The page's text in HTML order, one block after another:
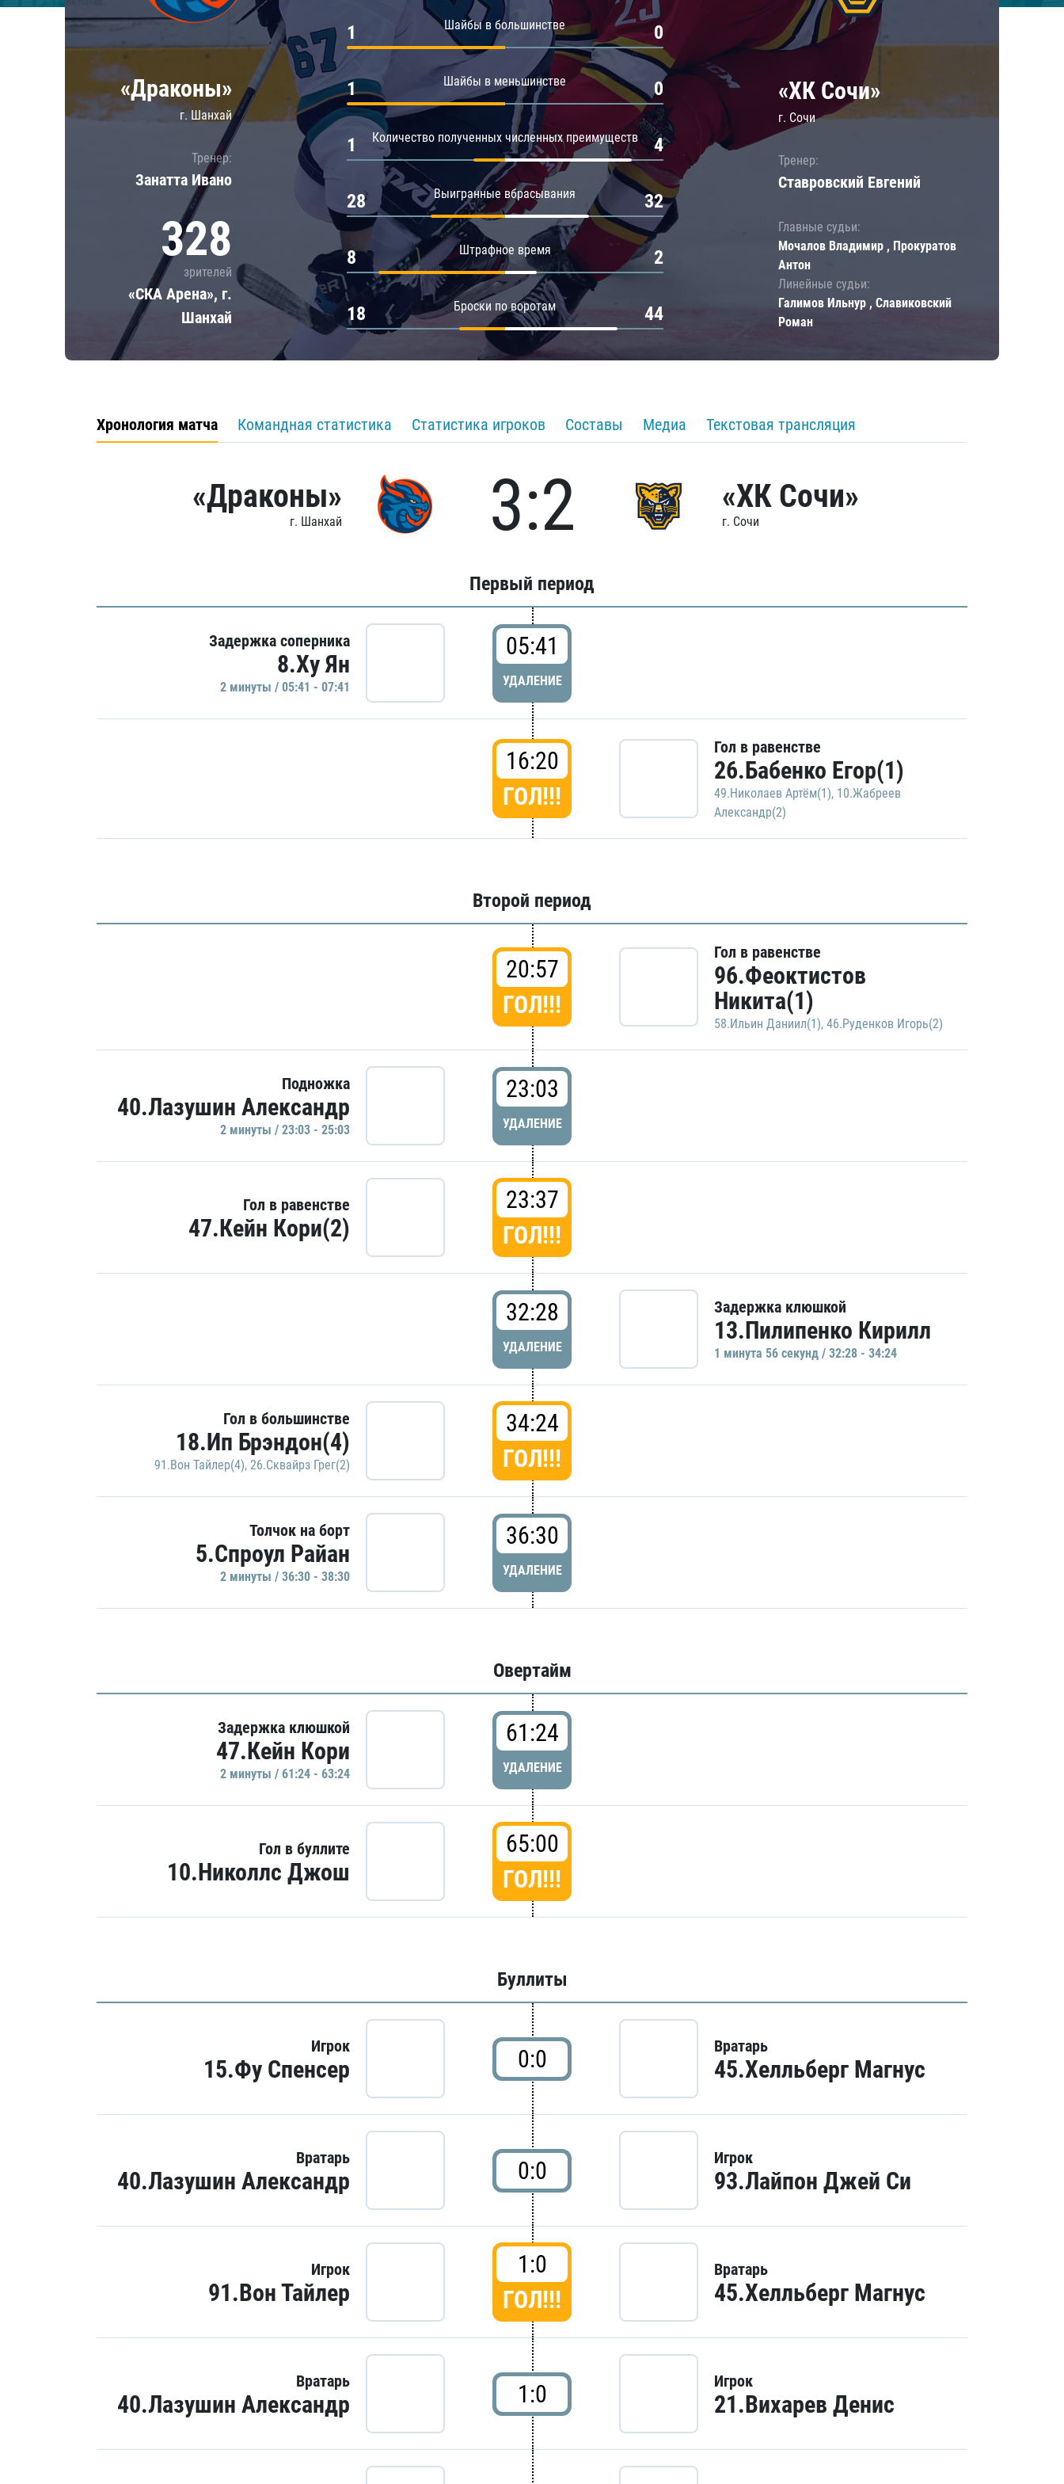
Локомотив
Шанхайские Драконы
Амур
Барыс
Салават Юлаев
«Драконы»
г. Шанхай
Тренер:
Занатта Иванo
328
зрителей
«СКА Арена», г.
Шанхай
Шайбы в большинстве
1 0
Шайбы в меньшинстве
1 0
Количество полученных численных преимуществ
1 4
Выигранные вбрасывания
28 32
Штрафное время
8 2
Броски по воротам
18 44
«ХК Сочи»
г. Сочи
Тренер:
Ставровский Евгений
Главные судьи:
Мочалов Владимир , Прокуратов
Антон
Линейные судьи:
Галимов Ильнур , Славиковский
Роман
Хронология матча Командная статистика Статистика игроков Составы Медиа Текстовая трансляция
«Драконы»
г. Шанхай 3:2 «ХК Сочи»
г. Сочи
Первый период
Задержка соперника
8.Ху Ян
2 минуты / 05:41 - 07:41
05:41
УДАЛЕНИЕ
16:20
ГОЛ!!!
Гол в равенстве
26.Бабенко Егор(1)
49.Николаев Артём(1), 10.Жабреев
Александр(2)
Второй период
20:57
ГОЛ!!!
Гол в равенстве
96.Феоктистов
Никита(1)
58.Ильин Даниил(1), 46.Руденков Игорь(2)
Подножка
40.Лазушин Александр
2 минуты / 23:03 - 25:03
23:03
УДАЛЕНИЕ
Гол в равенстве
47.Кейн Кори(2)
23:37
ГОЛ!!!
32:28
УДАЛЕНИЕ
Задержка клюшкой
13.Пилипенко Кирилл
1 минутa 56 секунд / 32:28 - 34:24
Гол в большинстве
18.Ип Брэндон(4)
91.Вон Тайлер(4), 26.Сквайрз Грег(2)
34:24
ГОЛ!!!
Толчок на борт
5.Спроул Райан
2 минуты / 36:30 - 38:30
36:30
УДАЛЕНИЕ
Овертайм
Задержка клюшкой
47.Кейн Кори
2 минуты / 61:24 - 63:24
61:24
УДАЛЕНИЕ
Гол в буллите
10.Николлс Джош
65:00
ГОЛ!!!
Буллиты
Игрок
15.Фу Спенсер 0:0 Вратарь
45.Хелльберг Магнус
Вратарь
40.Лазушин Александр 0:0 Игрок
93.Лайпон Джей Си
Игрок
91.Вон Тайлер
1:0
ГОЛ!!!
Вратарь
45.Хелльберг Магнус
Вратарь
40.Лазушин Александр 1:0 Игрок
21.Вихарев Денис